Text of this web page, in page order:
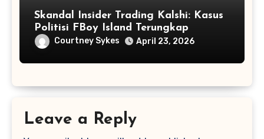
Skandal Insider Trading Kalshi: Kasus
Politisi FBoy Island Terungkap
Courtney Sykes April 23, 2026
Leave a Reply